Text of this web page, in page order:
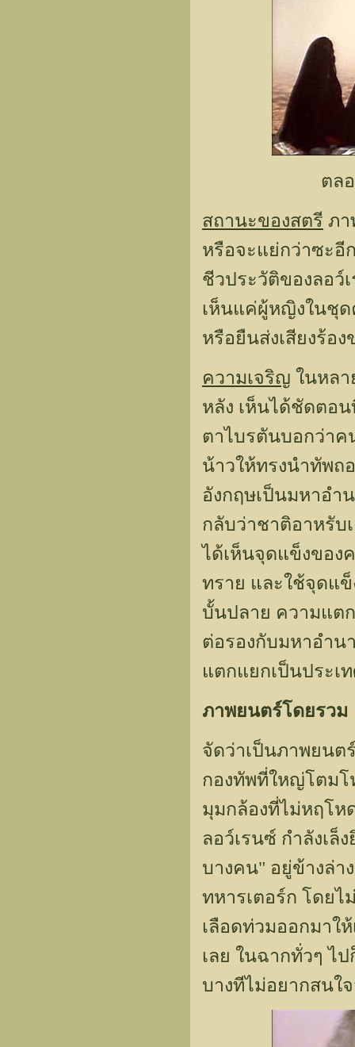
ตล
สถานะของสตรี ภา
หรือจะแย่กว่าซะอี
ชีวประวัติของลอว์
เห็นแค่ผู้หญิงในชุด
หรือยืนส่งเสียงร้อ
ความเจริญ ในหล
หลัง เห็นได้ชัดตอ
ตาไบรตันบอกว่าค
น้าวให้ทรงนำทัพถ
อังกฤษเป็นมหาอำ
กลับว่าชาติอาหรับ
ได้เห็นจุดแข็งของ
ทราย และใช้จุดแ
บั้นปลาย ความแต
ต่อรองกับมหาอำน
แตกแยกเป็นประเ
ภาพยนตร์โดยรวม
จัดว่าเป็นภาพยนต
กองทัพที่ใหญ่โตมโ
มุมกล้องที่ไม่หฤโห
ลอว์เรนซ์ กำลังเ
บางคน" อยู่ข้างล่า
ทหารเตอร์ก โดย
เลือดท่วมออกมาใ
เลย ในฉากทั่วๆ ไ
บางทีไม่อยากสนใ